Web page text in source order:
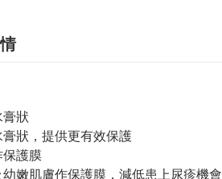
膏狀
膏狀，提供更有效保護
保護膜
嫩肌膚作保護膜，減低患上尿疹機會